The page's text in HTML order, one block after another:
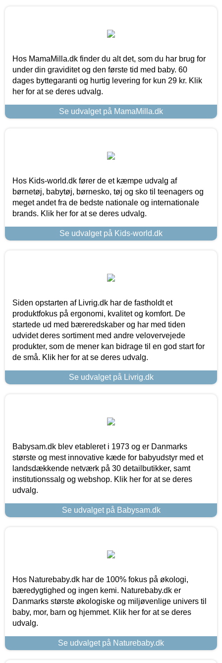
Hos MamaMilla.dk finder du alt det, som du har brug for
under din graviditet og den første tid med baby. 60
dages byttegaranti og hurtig levering for kun 29 kr. Klik
her for at se deres udvalg.
Se udvalget på MamaMilla.dk
Hos Kids-world.dk fører de et kæmpe udvalg af
børnetøj, babytøj, børnesko, tøj og sko til teenagers og
meget andet fra de bedste nationale og internationale
brands. Klik her for at se deres udvalg.
Se udvalget på Kids-world.dk
Siden opstarten af Livrig.dk har de fastholdt et
produktfokus på ergonomi, kvalitet og komfort. De
startede ud med bæreredskaber og har med tiden
udvidet deres sortiment med andre velovervejede
produkter, som de mener kan bidrage til en god start for
de små. Klik her for at se deres udvalg.
Se udvalget på Livrig.dk
Babysam.dk blev etableret i 1973 og er Danmarks
største og mest innovative kæde for babyudstyr med et
landsdækkende netværk på 30 detailbutikker, samt
institutionssalg og webshop. Klik her for at se deres
udvalg.
Se udvalget på Babysam.dk
Hos Naturebaby.dk har de 100% fokus på økologi,
bæredygtighed og ingen kemi. Naturebaby.dk er
Danmarks største økologiske og miljøvenlige univers til
baby, mor, barn og hjemmet. Klik her for at se deres
udvalg.
Se udvalget på Naturebaby.dk